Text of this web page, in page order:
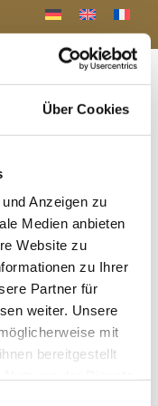
Über Cookies
Anzeigen zu
Medien anbieten
Website zu
zu Ihrer
Partner für
weiter. Unsere
mit
bereitgestellt
ONLINE
a Menü